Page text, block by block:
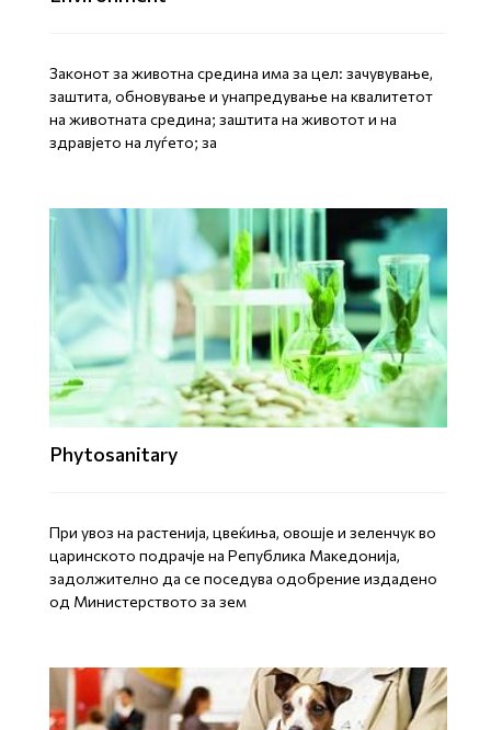
Законот за животна средина има за цел: зачувување,
заштита, обновување и унапредување на квалитетот
на животната средина; заштита на животот и на
здравјето на луѓето; за
Phytosanitary
При увоз на растенија, цвеќиња, овошје и зеленчук во
царинското подрачје на Република Македонија,
задолжително да се поседува одобрение издадено
од Министерството за зем